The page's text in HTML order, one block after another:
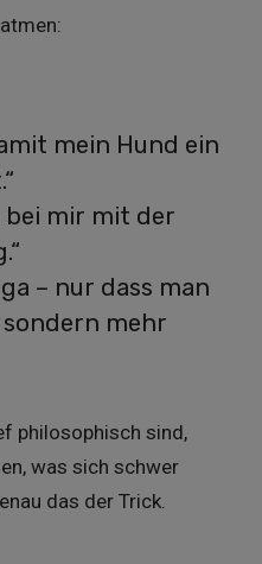
mein Hund ein
mir mit der
– nur dass man
mehr
philosophisch sind,
was sich schwer
das der Trick.